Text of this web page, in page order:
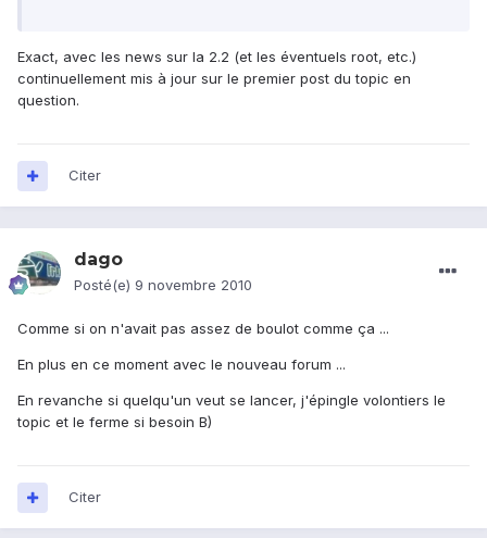
Exact, avec les news sur la 2.2 (et les éventuels root, etc.)
continuellement mis à jour sur le premier post du topic en
question.
Citer
dago
Posté(e) 9 novembre 2010
Comme si on n'avait pas assez de boulot comme ça ...
En plus en ce moment avec le nouveau forum ...
En revanche si quelqu'un veut se lancer, j'épingle volontiers le
topic et le ferme si besoin B)
Citer